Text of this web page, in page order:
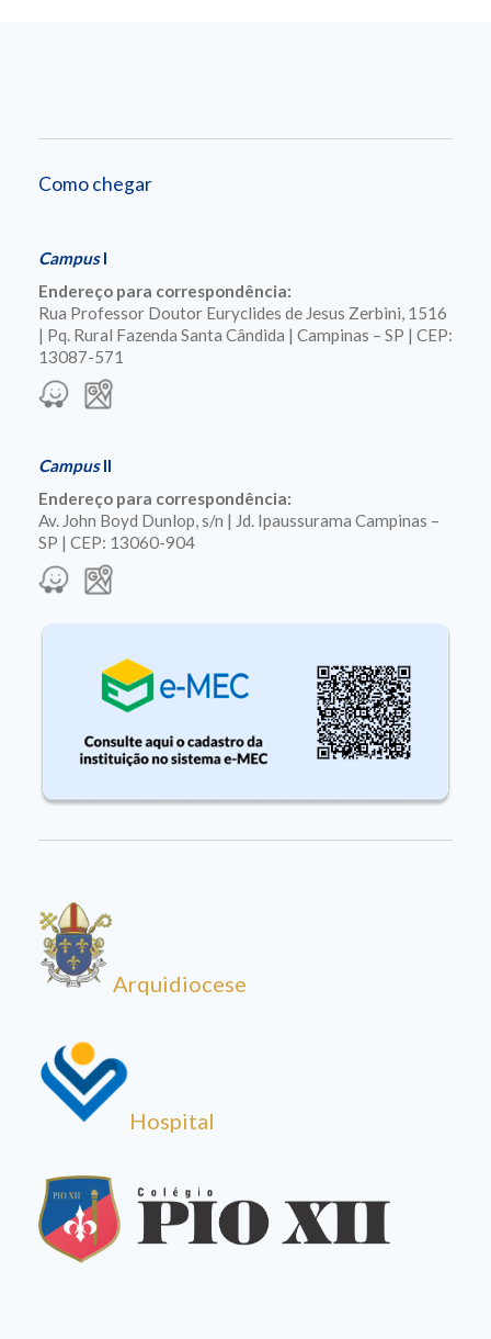
Como chegar
CampusI
Endereço para correspondência:
Rua Professor Doutor Euryclides de Jesus Zerbini, 1516
| Pq. Rural Fazenda Santa Cândida | Campinas – SP | CEP:
13087-571
CampusII
Endereço para correspondência:
Av. John Boyd Dunlop, s/n | Jd. Ipaussurama Campinas –
SP | CEP: 13060-904
Arquidiocese
Hospital